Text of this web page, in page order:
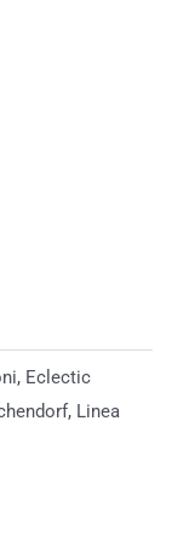
, Eclectic
, Linea